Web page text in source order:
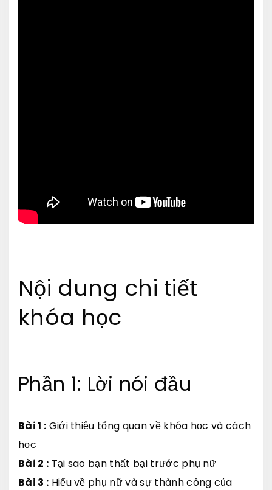
Nội dung chi tiết
khóa học
Phần 1: Lời nói đầu
Bài 1 : Giới thiệu tổng quan về khóa học và cách
học
Bài 2 : Tại sao bạn thất bại trước phụ nữ
Bài 3 : Hiểu về phụ nữ và sự thành công của